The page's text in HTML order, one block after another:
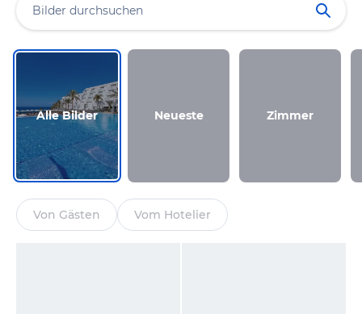
Alle Bilder Neueste Zimmer
Von Gästen Vom Hotelier